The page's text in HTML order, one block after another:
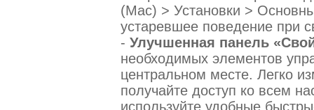
(Mac) > Установки >
устаревшее поведение при
- Улучшенная панель
необходимых элементов
центральном месте. Легко
получайте доступ ко всем
используйте удобные